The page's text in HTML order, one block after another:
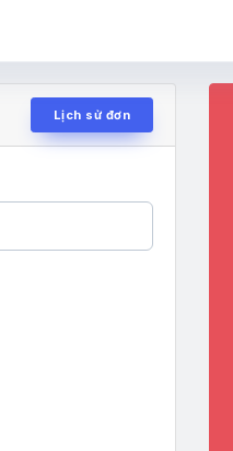
Lịch sử đơn